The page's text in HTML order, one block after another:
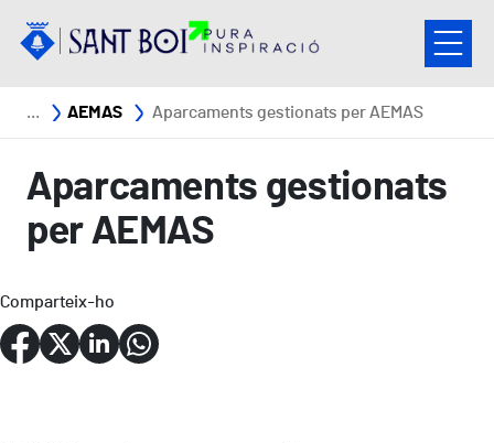
Fil d'ariadna
AEMAS Aparcaments gestionats per AEMAS
Aparcaments gestionats
per AEMAS
Comparteix-ho